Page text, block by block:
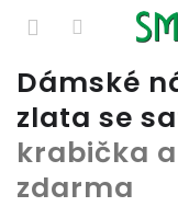
Přejít
obsah
Dámské
zlata se
krabička
zdarma